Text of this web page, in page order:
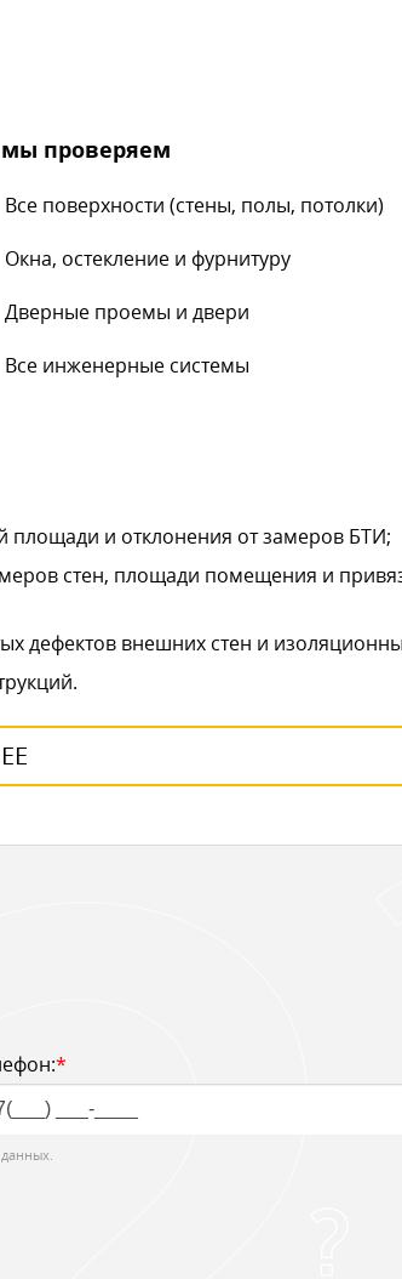
проверяем
Все поверхности (стены, полы, потолки)
Окна, остекление и фурнитуру
Дверные проемы и двери
Все инженерные системы
площади и отклонения от замеров БТИ;
стен, площади помещения и
дефектов внешних стен и
*